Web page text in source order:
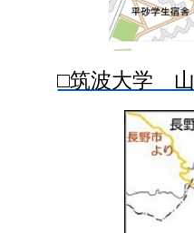
□筑波大学